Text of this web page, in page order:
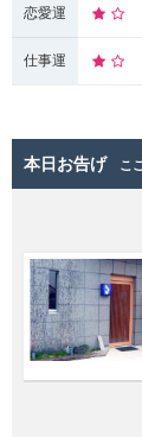
恋愛運
仕事運
本日お告げ こ